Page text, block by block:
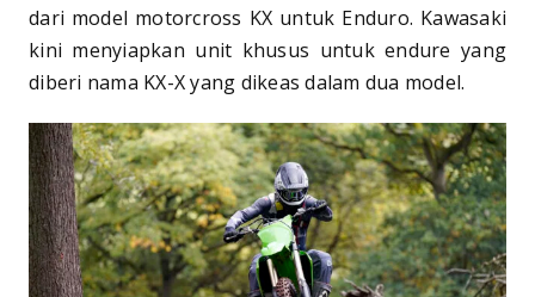
dari model motorcross KX untuk Enduro. Kawasaki
kini menyiapkan unit khusus untuk endure yang
diberi nama KX-X yang dikeas dalam dua model.